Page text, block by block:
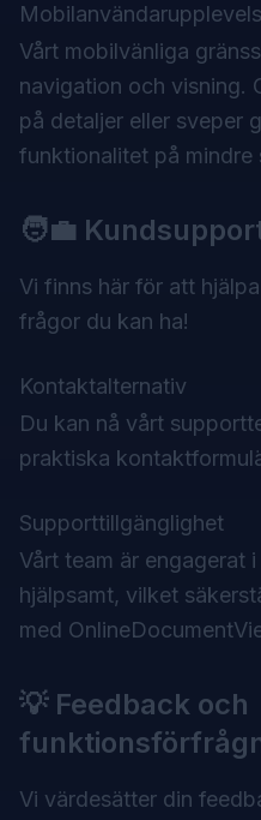
Vårt mobilvänliga
navigation och visning.
på detaljer eller sveper
funktionalitet på mindre
🧑‍💼
Vi finns här för att
frågor du kan ha!
Kontaktalternativ
Du kan nå vårt
praktiska
Supporttillgänglighet
Vårt team är engagerat
hjälpsamt, vilket
med
💡 Feedback och
Vi värdesätter din